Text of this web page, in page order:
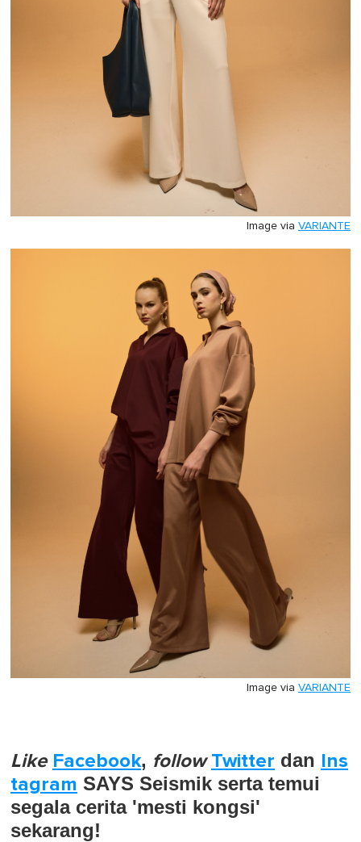
Image via VARIANTE
Image via VARIANTE
Like Facebook, follow Twitter dan Ins
tagram SAYS Seismik serta temui
segala cerita 'mesti kongsi'
sekarang!